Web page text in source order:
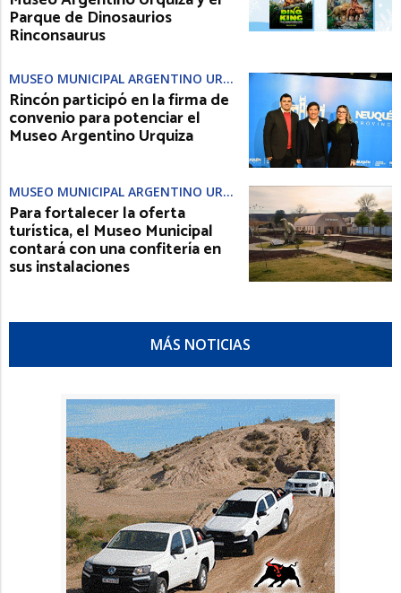
Parque de Dinosaurios
Rinconsaurus
MUSEO MUNICIPAL ARGENTINO URQUIZA
Rincón participó en la firma de
convenio para potenciar el
Museo Argentino Urquiza
MUSEO MUNICIPAL ARGENTINO URQUIZA
Para fortalecer la oferta
turística, el Museo Municipal
contará con una confitería en
sus instalaciones
MÁS NOTICIAS